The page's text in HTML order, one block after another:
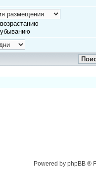
Powered by phpBB ®